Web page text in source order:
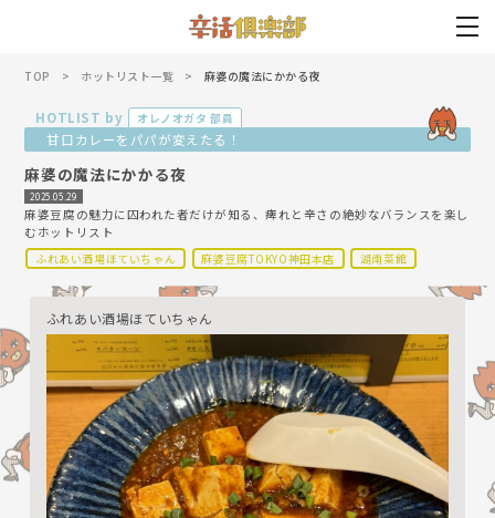
TOP ホットリスト一覧 麻婆の魔法にかかる夜
HOTLIST by オレノオガタ 部員
甘口カレーをパパが変えたる！
麻婆の魔法にかかる夜
2025.05.29
麻婆豆腐の魅力に囚われた者だけが知る、痺れと辛さの絶妙なバランスを楽し
むホットリスト
ふれあい酒場ほていちゃん
麻婆豆腐TOKYO神田本店 湖南菜館
ふれあい酒場ほていちゃん